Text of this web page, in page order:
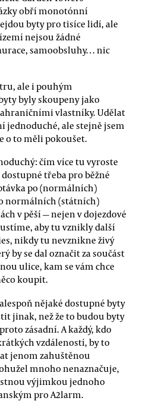
obří monotónní
byty pro tisíce lidí, ale
nejsou žádné
samoobsluhy… nic
ale i pouhým
byly skoupeny jako
vlastníky. Udělat
jednoduché, ale stejně jsem
o to měli pokoušet.
čím více tu vyroste
třeba pro běžné
po (normálních)
normálních (státních)
v pěší — nejen v dojezdové
aby tu vznikly další
nikdy tu nevznikne živý
by se dal označit za součást
ulice, kam se vám chce
koupit.
nějaké dostupné byty
jinak, než že to budou byty
zásadní. A každý, kdo
vzdáleností, by to
jenom zahuštěnou
mnoho nenaznačuje,
výjimkou jednoho
pro A2larm.